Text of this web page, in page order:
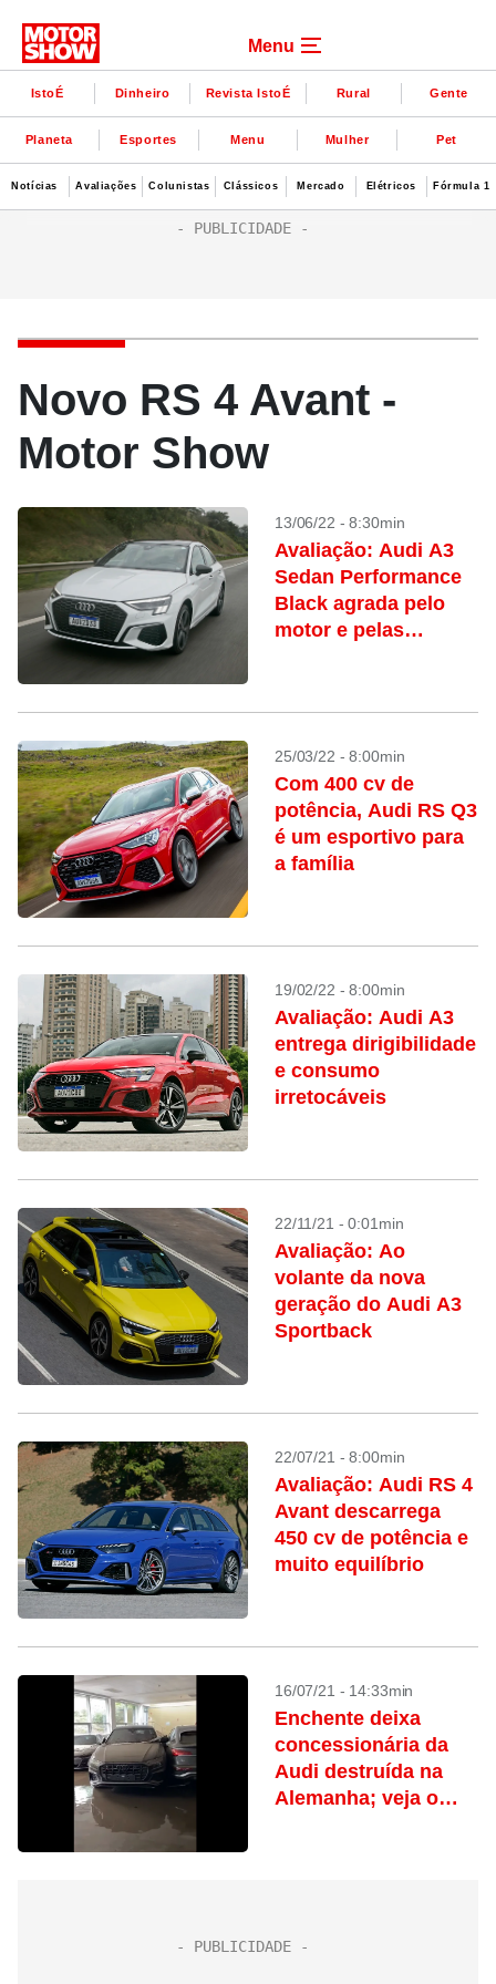
Menu
IstoÉ Dinheiro Revista IstoÉ Rural Gente
Planeta Esportes Menu Mulher Pet
Notícias Avaliações Colunistas Clássicos Mercado Elétricos Fórmula 1
Novo RS 4 Avant -
Motor Show
13/06/22 - 8:30min
Avaliação: Audi A3
Sedan Performance
Black agrada pelo
motor e pelas
25/03/22 - 8:00min
Com 400 cv de
potência, Audi RS Q3
é um esportivo para
a família
19/02/22 - 8:00min
Avaliação: Audi A3
entrega dirigibilidade
e consumo
irretocáveis
22/11/21 - 0:01min
Avaliação: Ao
volante da nova
geração do Audi A3
Sportback
22/07/21 - 8:00min
Avaliação: Audi RS 4
Avant descarrega
450 cv de potência e
muito equilíbrio
16/07/21 - 14:33min
Enchente deixa
concessionária da
Audi destruída na
Alemanha; veja o